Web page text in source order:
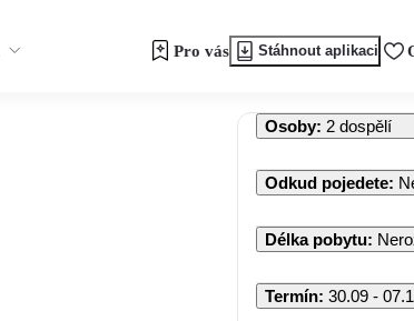
Pro vás Stáhnout aplikaci
Osoby: 2 dospělí
Odkud pojedete:
Délka pobytu:
Termín: 30.09 -